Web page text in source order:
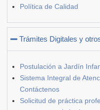
Política de Calidad
Trámites Digitales y
Postulación a Jardín
Sistema Integral de
Contáctenos
Solicitud de práctica